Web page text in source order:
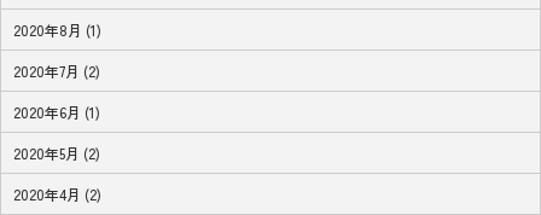
2020年8月 (1)
2020年7月 (2)
2020年6月 (1)
2020年5月 (2)
2020年4月 (2)